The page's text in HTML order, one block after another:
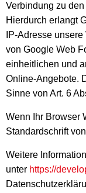
Verbindung zu
Hierdurch erlangt
IP-Adresse
von Google Web
einheitlichen und
Online-Angebote.
Sinne von Art. 6
Wenn Ihr Browser
Standardschrift
Weitere
unter https://